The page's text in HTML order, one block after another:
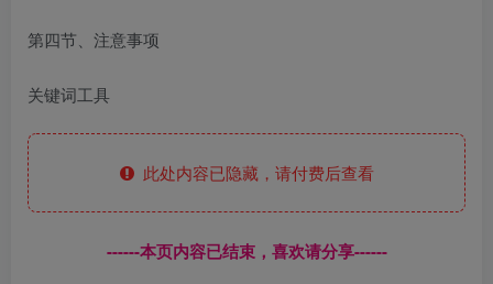
第四节、注意事项
关键词工具
此处内容已隐藏，请付费后查看
------本页内容已结束，喜欢请分享------